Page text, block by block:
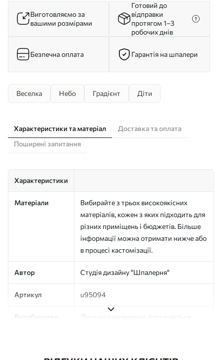
Виготовляємо за
вашими розмірами
Готовий до
відправки
протягом 1–3
робочих днів
Безпечна оплата Гарантія на шпалери
Веселка Небо Градієнт Діти
Характеристики та матеріал
Доставка та оплата
Поширені запитання
Характеристики
Матеріали
Вибирайте з трьох високоякісних
матеріалів, кожен з яких підходить для
різних приміщень і бюджетів. Більше
інформації можна отримати нижче або
в процесі кастомізації.
Автор Студія дизайну "Шпалерня"
Артикул u95094
Виробництво
Друк на замовлення, постачається